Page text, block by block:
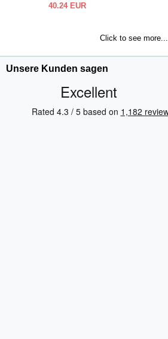
40.24 EUR
Click to see more...
Unsere Kunden sagen